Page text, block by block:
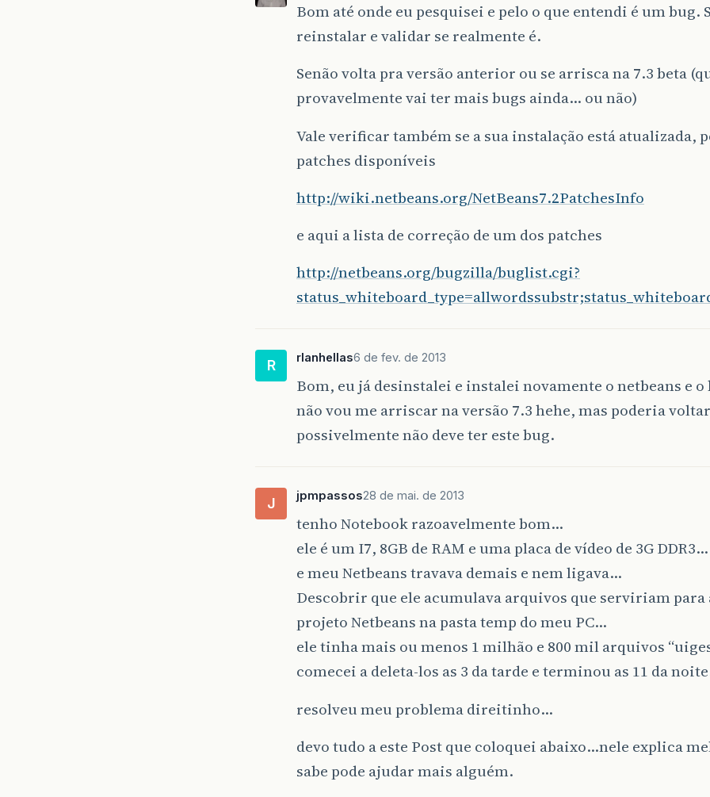
Bom até onde eu pesquisei e pelo o que entendi é um bug.
reinstalar e validar se realmente é.
Senão volta pra versão anterior ou se arrisca na 7.3 beta
provavelmente vai ter mais bugs ainda… ou não)
Vale verificar também se a sua instalação está atualizada,
patches disponíveis
http://wiki.netbeans.org/NetBeans7.2PatchesInfo
e aqui a lista de correção de um dos patches
http://netbeans.org/bugzilla/buglist.cgi?
R rlanhellas6 de fev. de 2013
Bom, eu já desinstalei e instalei novamente o netbeans e
não vou me arriscar na versão 7.3 hehe, mas poderia
possivelmente não deve ter este bug.
J jpmpassos28 de mai. de 2013
tenho Notebook razoavelmente bom…
ele é um I7, 8GB de RAM e uma placa de vídeo de 3G DDR3…
e meu Netbeans travava demais e nem ligava…
Descobrir que ele acumulava arquivos que serviriam para
projeto Netbeans na pasta temp do meu PC…
ele tinha mais ou menos 1 milhão e 800 mil arquivos
comecei a deleta-los as 3 da tarde e terminou as 11 da
resolveu meu problema direitinho…
devo tudo a este Post que coloquei abaixo…nele explica
sabe pode ajudar mais alguém.